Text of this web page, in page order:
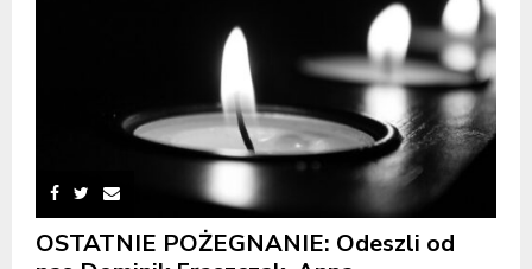
OSTATNIE POŻEGNANIE: Odeszli od